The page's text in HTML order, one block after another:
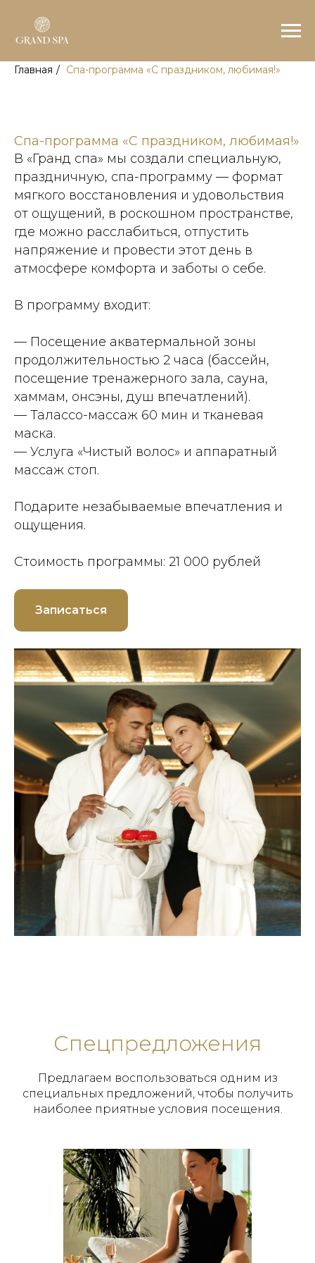
Главная / Спа-программа «С праздником, любимая!»
Спа-программа «С праздником, любимая!»
В «Гранд спа» мы создали специальную,
праздничную, спа-программу — формат
мягкого восстановления и удовольствия
от ощущений, в роскошном пространстве,
где можно расслабиться, отпустить
напряжение и провести этот день в
атмосфере комфорта и заботы о себе.
В программу входит:
— Посещение акватермальной зоны
продолжительностью 2 часа (бассейн,
посещение тренажерного зала, сауна,
хаммам, онсэны, душ впечатлений).
— Талассо-массаж 60 мин и тканевая
маска.
— Услуга «Чистый волос» и аппаратный
массаж стоп.
Подарите незабываемые впечатления и
ощущения.
Стоимость программы: 21 000 рублей
Записаться
Спецпредложения
Предлагаем воспользоваться одним из
специальных предложений, чтобы получить
наиболее приятные условия посещения.